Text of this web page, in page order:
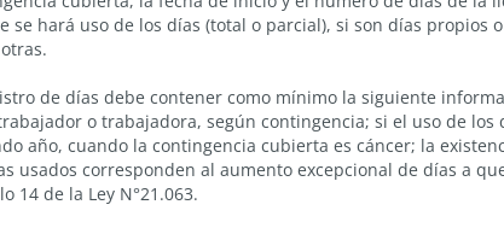
se hará uso de los días (total o parcial), si son días propios
de días debe contener como mínimo la siguiente
o trabajadora, según contingencia; si el uso de
año, cuando la contingencia cubierta es cáncer; la
usados corresponden al aumento excepcional de días a
14 de la Ley N°21.063.